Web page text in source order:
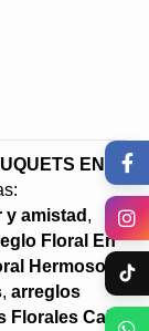
EN
y amistad ,
Floral En
Hermoso
, arreglos
Florales Cali